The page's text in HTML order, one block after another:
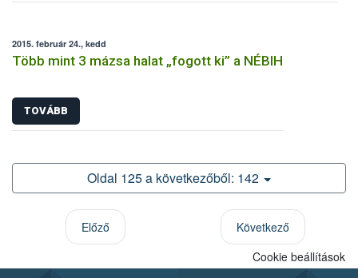
2015. február 24., kedd
Több mint 3 mázsa halat „fogott ki” a NÉBIH
TOVÁBB
Oldal 125 a következőből: 142
Előző
Következő
Cookie beállítások